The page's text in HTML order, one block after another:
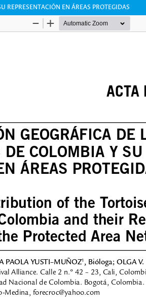
REPRESENTACIÓN EN ÁREAS PROTEGIDAS